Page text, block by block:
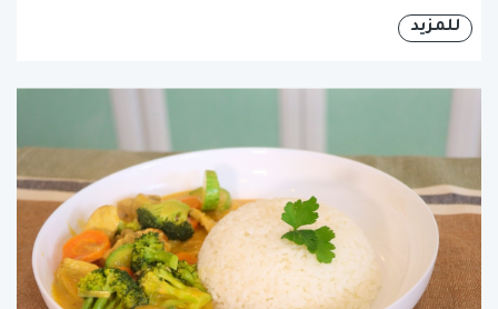
للمزيد